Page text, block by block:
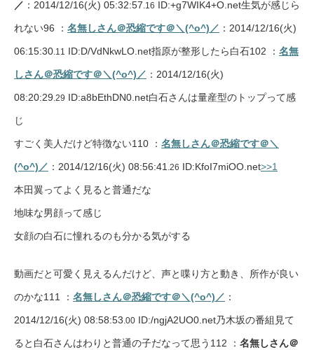
／ ：2014/12/16(火) 05:32:57 .16 ID:+g7WIK4+O.net生気が感じら
れない96 ： 名無しさん＠恐縮です＠＼(^o^)／ ：2014/12/16(火)
06:15:30 .11 ID:D/VdNkwLO.net指原が整形したら白石102 ： 名無
しさん＠恐縮です＠＼(^o^)／ ：2014/12/16(火)
08:20:29 .29 ID:a8bEthDN0.net白石さんは量産型のトップって感
じ
すごく美人だけど特徴ない110 ： 名無しさん＠恐縮です＠＼
(^o^)／ ：2014/12/16(火) 08:56:41 .26 ID:KfoI7miOO.net>>1
本田翼ってよく見ると普通だな
地味な男顔って感じ
女顔の白石に憧れるのも分かる気がする
動画だと可愛く見えるんだけど、声と喋り方と動き、所作が良い
のかな111 ： 名無しさん＠恐縮です＠＼(^o^)／ ：
2014/12/16(火) 08:58:53 .00 ID:/ngjA2UO0.net乃木坂の番組見て
ると白石さんはわりと普通の子だなって思う112 ： 名無しさん＠